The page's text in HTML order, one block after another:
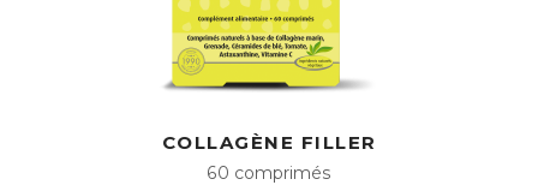
COLLAGÈNE FILLER
60 comprimés